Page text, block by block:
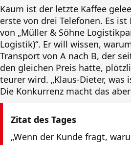
Kaum ist der letzte Kaffee
erste von drei Telefonen. Es
von „Müller & Söhne
Logistik)“. Er will wissen,
Transport von A nach B, der
den gleichen Preis hatte,
teurer wird. „Klaus-Dieter, was
Die Konkurrenz macht das
Zitat des Tages
„Wenn der Kunde fragt,